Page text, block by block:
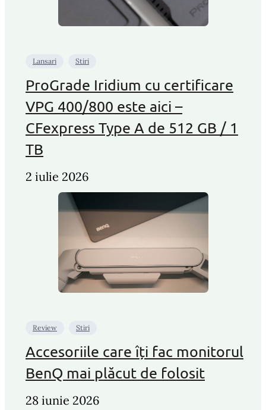
Lansari Stiri
ProGrade Iridium cu certificare
VPG 400/800 este aici –
CFexpress Type A de 512 GB / 1
TB
2 iulie 2026
Review Stiri
Accesoriile care îți fac monitorul
BenQ mai plăcut de folosit
28 iunie 2026